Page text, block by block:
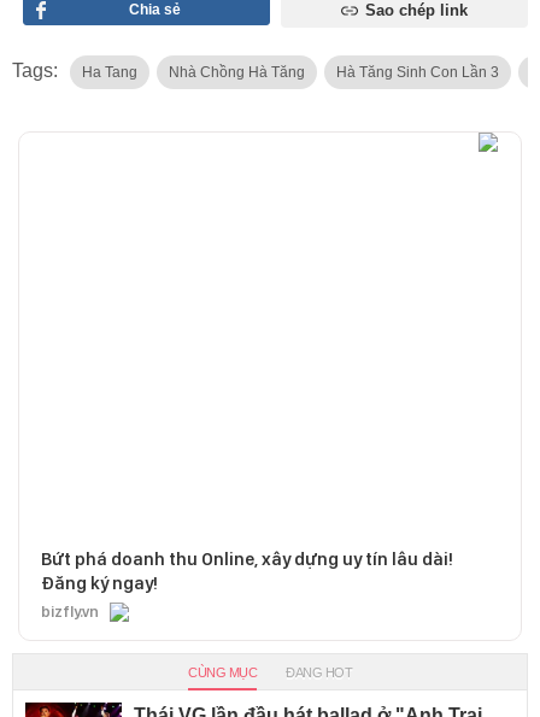
Chia sẻ Sao chép link
Tags: Ha Tang Nhà Chồng Hà Tăng Hà Tăng Sinh Con Lần 3
Bứt phá doanh thu Online, xây dựng uy tín lâu dài!
Đăng ký ngay!
bizfly.vn
CÙNG MỤC ĐANG HOT